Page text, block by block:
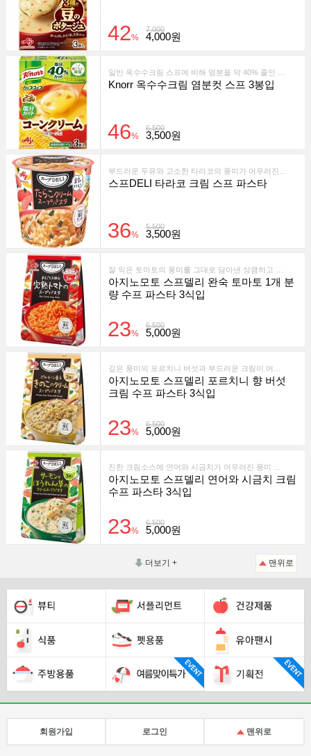
7,000
42% 4,000원
Knorr 옥수수크림 염분컷 스프 3봉입
6,500
46% 3,500원
스프DELI 타라코 크림 스프 파스타
5,500
36% 3,500원
아지노모토 스프델리 완숙 토마토 1개 분
량 수프 파스타 3식입
6,500
23% 5,000원
아지노모토 스프델리 포르치니 향 버섯
크림 수프 파스타 3식입
6,500
23% 5,000원
아지노모토 스프델리 연어와 시금치 크림
수프 파스타 3식입
6,500
23% 5,000원
더보기 + 맨위로
회원가입 로그인 맨위로